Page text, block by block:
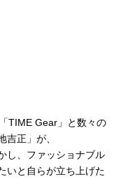
TIME Gear」と数々の
正」が、
し、ファッショナブル
いと自らが立ち上げた